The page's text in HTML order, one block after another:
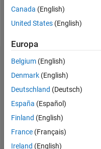
Nachricht
Dashboard
Statistik
All MATLAB Answers
-2
-1 8
9
10
Canada (English)
United States (English)
Europa
Belgium (English)
Denmark (English)
Deutschland (Deutsch)
España (Español)
Finland (English)
France (Français)
Ireland (English)